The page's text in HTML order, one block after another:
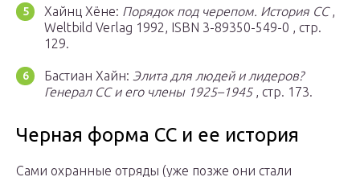
Хайнц Хёне: Порядок под черепом. История СС,
Weltbild Verlag 1992, ISBN 3-89350-549-0 , стр.
129.
Бастиан Хайн: Элита для людей и лидеров?
Генерал СС и его члены 1925–1945, стр. 173.
Черная форма СС и ее история
Сами охранные отряды (уже позже они стали